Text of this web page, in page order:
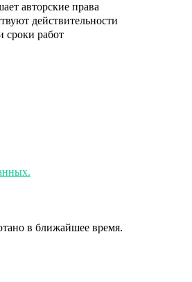
авторские права
действительности
сроки работ
в ближайшее время.